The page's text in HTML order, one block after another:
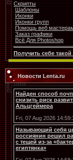
Скрипты
Шаблоны
Иконки
Иконки групп
Помощь веб
Заказ графики
Всё Для Photoshop
Получить себе
Новости Lenta.ru
Найден способ
снизить риск
Альцгеймера
Fri, 07 Aug 2026
Называющий себя
россиянин решил
с тещей из-за
египтянка»